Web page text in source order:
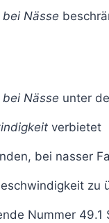
bei Nässe
bei Nässe unter
verbietet
bei nasser
zu
Nummer 49.1